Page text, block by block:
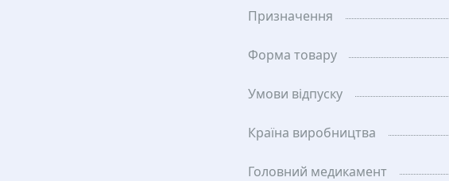
Призначення
Форма товару
Умови відпуску
Країна виробництва
Головний медикамент